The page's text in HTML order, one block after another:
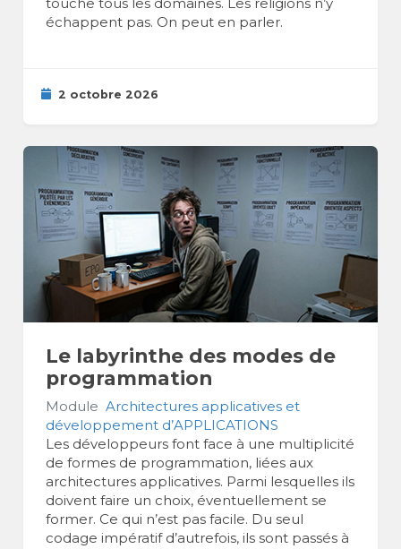
échappent pas. On peut en parler.
2 octobre 2026
Le labyrinthe des modes de
programmation
Module Architectures applicatives et
développement d’APPLICATIONS
Les développeurs font face à une multiplicité
de formes de programmation, liées aux
architectures applicatives. Parmi lesquelles ils
doivent faire un choix, éventuellement se
former. Ce qui n’est pas facile. Du seul
codage impératif d’autrefois, ils sont passés à